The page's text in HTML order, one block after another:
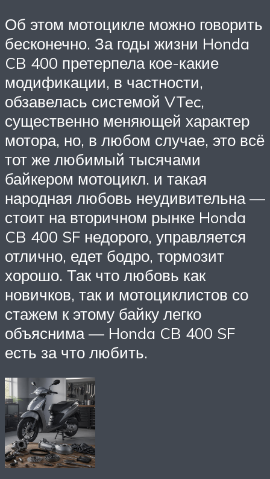
Об этом мотоцикле можно говорить
бесконечно. За годы жизни Honda
CB 400 претерпела кое-какие
модификации, в частности,
обзавелась системой VTec,
существенно меняющей характер
мотора, но, в любом случае, это всё
тот же любимый тысячами
байкером мотоцикл. и такая
народная любовь неудивительна —
стоит на вторичном рынке Honda
CB 400 SF недорого, управляется
отлично, едет бодро, тормозит
хорошо. Так что любовь как
новичков, так и мотоциклистов со
стажем к этому байку легко
объяснима — Honda CB 400 SF
есть за что любить.